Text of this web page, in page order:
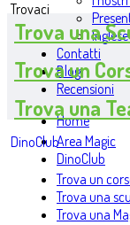
Contatti
Blog
Recensioni
Home
Area Magic
DinoClub
Trova un
Trova una
Trova una
Trovaci
Trova una
Trova un
Trova una
DinoClub